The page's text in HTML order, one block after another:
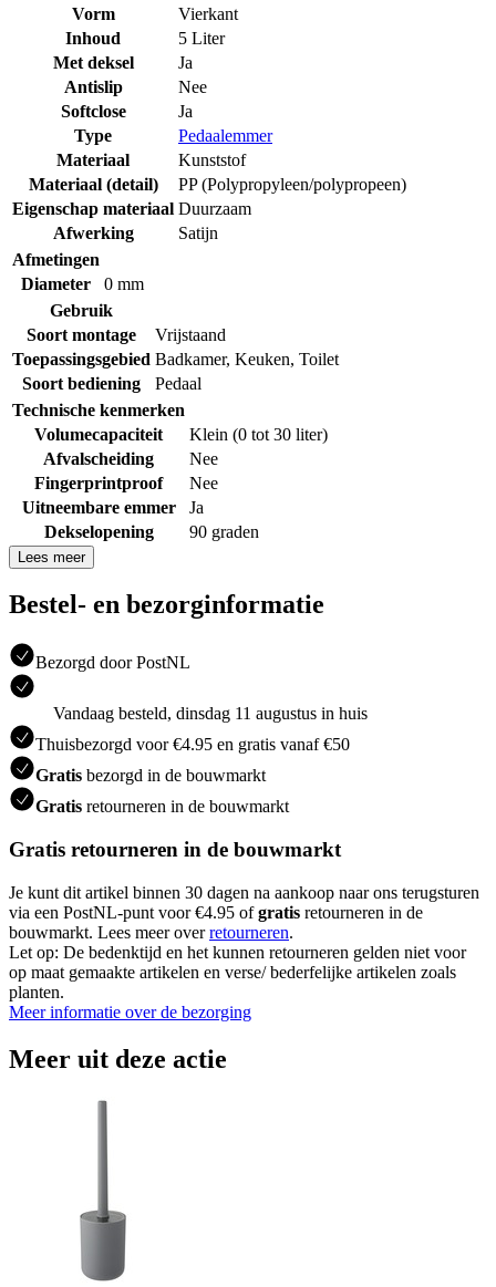
Vorm
Vierkant
Inhoud
5 Liter
Met deksel
Ja
Antislip
Nee
Softclose
Ja
Type
Pedaalemmer
Materiaal
Kunststof
Materiaal (detail)
PP (Polypropyleen/polypropeen)
Eigenschap materiaal Duurzaam
Afwerking
Satijn
Afmetingen
Diameter
0 mm
Gebruik
Soort montage
Vrijstaand
Toepassingsgebied Badkamer, Keuken, Toilet
Soort bediening
Pedaal
Technische kenmerken
Volumecapaciteit
Klein (0 tot 30 liter)
Afvalscheiding
Nee
Fingerprintproof
Nee
Uitneembare emmer
Ja
Dekselopening
90 graden
Lees meer
Bestel- en bezorginformatie
Bezorgd door PostNL
Vandaag besteld, dinsdag 11 augustus in huis
Thuisbezorgd voor €4.95 en gratis vanaf €50
Gratis bezorgd in de bouwmarkt
Gratis retourneren in de bouwmarkt
Gratis retourneren in de bouwmarkt
Je kunt dit artikel binnen 30 dagen na aankoop naar ons terugsturen
via een PostNL-punt voor €4.95 ofgratis retourneren in de
bouwmarkt. Lees meer overretourneren.
Let op: De bedenktijd en het kunnen retourneren gelden niet voor
op maat gemaakte artikelen en verse/ bederfelijke artikelen zoals
planten.
Meer informatie over de bezorging
Meer uit deze actie